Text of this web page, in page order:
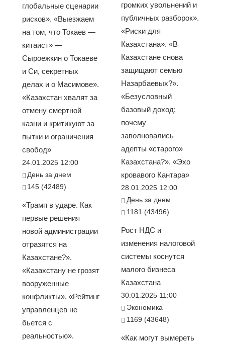
глобальные сценарии
рисков». «Выезжаем
на том, что Токаев —
китаист» —
Сыроежкин о Токаеве
и Си, секретных
делах и о Масимове».
«Казахстан хвалят за
отмену смертной
казни и критикуют за
пытки и ограничения
свобод»
24.01.2025 12:00
День за днем
145 (42489)
«Трамп в ударе. Как
первые решения
новой администрации
отразятся на
Казахстане?».
«Казахстану не грозят
вооруженные
конфликты». «Рейтинг
управленцев не
бьется с
реальностью».
громких увольнений и
публичных разборок».
«Риски для
Казахстана». «В
Казахстане снова
защищают семью
Назарбаевых?».
«Безусловный
базовый доход:
почему
заволновались
адепты «старого»
Казахстана?». «Эхо
кровавого Кантара»
28.01.2025 12:00
День за днем
1181 (43496)
Рост НДС и
изменения налоговой
системы коснутся
малого бизнеса
Казахстана
30.01.2025 11:00
Экономика
1169 (43648)
«Как могут вымереть